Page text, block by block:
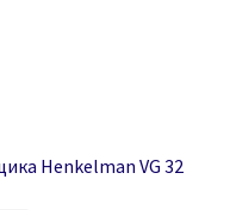
Henkelman VG 32